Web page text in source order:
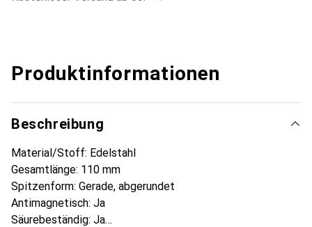
Produktinformationen
Beschreibung
Material/Stoff: Edelstahl
Gesamtlänge: 110 mm
Spitzenform: Gerade, abgerundet
Antimagnetisch: Ja
Säurebeständig: Ja